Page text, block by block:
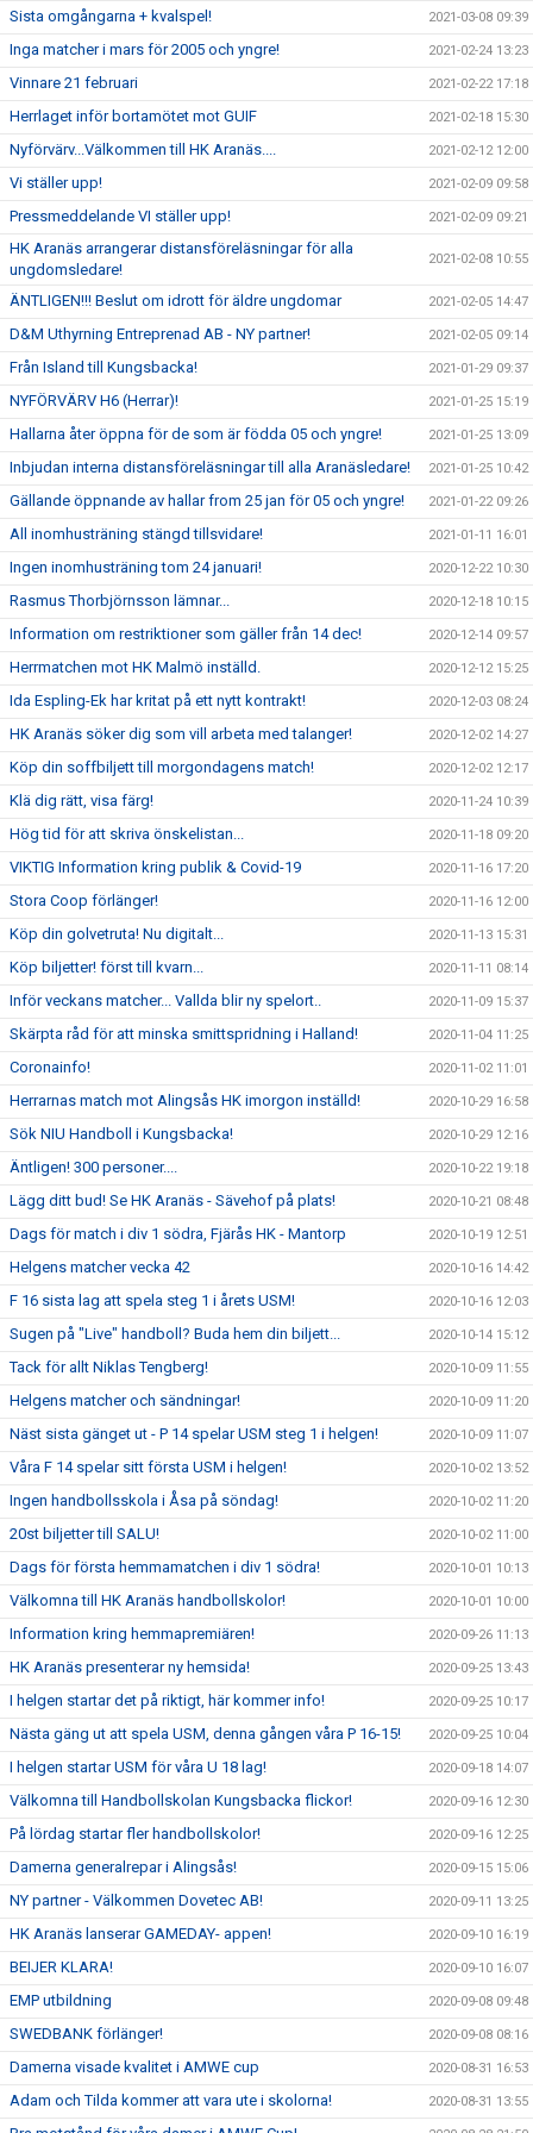
Sista omgångarna + kvalspel! 2021-03-08 09:39
Inga matcher i mars för 2005 och yngre! 2021-02-24 13:23
Vinnare 21 februari 2021-02-22 17:18
Herrlaget inför bortamötet mot GUIF 2021-02-18 15:30
Nyförvärv...Välkommen till HK Aranäs.... 2021-02-12 12:00
Vi ställer upp! 2021-02-09 09:58
Pressmeddelande VI ställer upp! 2021-02-09 09:21
HK Aranäs arrangerar distansföreläsningar för alla
ungdomsledare!
2021-02-08 10:55
ÄNTLIGEN!!! Beslut om idrott för äldre ungdomar 2021-02-05 14:47
D&M Uthyrning Entreprenad AB - NY partner! 2021-02-05 09:14
Från Island till Kungsbacka! 2021-01-29 09:37
NYFÖRVÄRV H6 (Herrar)! 2021-01-25 15:19
Hallarna åter öppna för de som är födda 05 och yngre! 2021-01-25 13:09
Inbjudan interna distansföreläsningar till alla Aranäsledare! 2021-01-25 10:42
Gällande öppnande av hallar from 25 jan för 05 och yngre! 2021-01-22 09:26
All inomhusträning stängd tillsvidare! 2021-01-11 16:01
Ingen inomhusträning tom 24 januari! 2020-12-22 10:30
Rasmus Thorbjörnsson lämnar... 2020-12-18 10:15
Information om restriktioner som gäller från 14 dec! 2020-12-14 09:57
Herrmatchen mot HK Malmö inställd. 2020-12-12 15:25
Ida Espling-Ek har kritat på ett nytt kontrakt! 2020-12-03 08:24
HK Aranäs söker dig som vill arbeta med talanger! 2020-12-02 14:27
Köp din soffbiljett till morgondagens match! 2020-12-02 12:17
Klä dig rätt, visa färg! 2020-11-24 10:39
Hög tid för att skriva önskelistan... 2020-11-18 09:20
VIKTIG Information kring publik & Covid-19 2020-11-16 17:20
Stora Coop förlänger! 2020-11-16 12:00
Köp din golvetruta! Nu digitalt... 2020-11-13 15:31
Köp biljetter! först till kvarn... 2020-11-11 08:14
Inför veckans matcher... Vallda blir ny spelort.. 2020-11-09 15:37
Skärpta råd för att minska smittspridning i Halland! 2020-11-04 11:25
Coronainfo! 2020-11-02 11:01
Herrarnas match mot Alingsås HK imorgon inställd! 2020-10-29 16:58
Sök NIU Handboll i Kungsbacka! 2020-10-29 12:16
Äntligen! 300 personer.... 2020-10-22 19:18
Lägg ditt bud! Se HK Aranäs - Sävehof på plats! 2020-10-21 08:48
Dags för match i div 1 södra, Fjärås HK - Mantorp 2020-10-19 12:51
Helgens matcher vecka 42 2020-10-16 14:42
F 16 sista lag att spela steg 1 i årets USM! 2020-10-16 12:03
Sugen på "Live" handboll? Buda hem din biljett... 2020-10-14 15:12
Tack för allt Niklas Tengberg! 2020-10-09 11:55
Helgens matcher och sändningar! 2020-10-09 11:20
Näst sista gänget ut - P 14 spelar USM steg 1 i helgen! 2020-10-09 11:07
Våra F 14 spelar sitt första USM i helgen! 2020-10-02 13:52
Ingen handbollsskola i Åsa på söndag! 2020-10-02 11:20
20st biljetter till SALU! 2020-10-02 11:00
Dags för första hemmamatchen i div 1 södra! 2020-10-01 10:13
Välkomna till HK Aranäs handbollskolor! 2020-10-01 10:00
Information kring hemmapremiären! 2020-09-26 11:13
HK Aranäs presenterar ny hemsida! 2020-09-25 13:43
I helgen startar det på riktigt, här kommer info! 2020-09-25 10:17
Nästa gäng ut att spela USM, denna gången våra P 16-15! 2020-09-25 10:04
I helgen startar USM för våra U 18 lag! 2020-09-18 14:07
Välkomna till Handbollskolan Kungsbacka flickor! 2020-09-16 12:30
På lördag startar fler handbollskolor! 2020-09-16 12:25
Damerna generalrepar i Alingsås! 2020-09-15 15:06
NY partner - Välkommen Dovetec AB! 2020-09-11 13:25
HK Aranäs lanserar GAMEDAY- appen! 2020-09-10 16:19
BEIJER KLARA! 2020-09-10 16:07
EMP utbildning 2020-09-08 09:48
SWEDBANK förlänger! 2020-09-08 08:16
Damerna visade kvalitet i AMWE cup 2020-08-31 16:53
Adam och Tilda kommer att vara ute i skolorna! 2020-08-31 13:55